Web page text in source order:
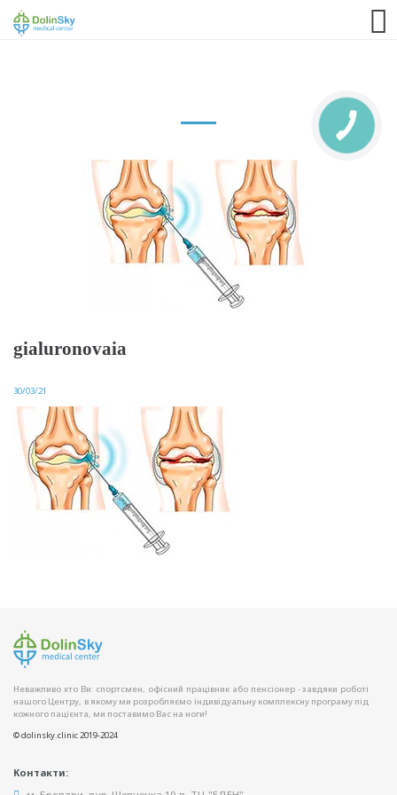
gialuronovaia
30/03/21
Неважливо хто Ви: спортсмен, офісний працівник або пенсіонер - завдяки роботі
нашого Центру, в якому ми розробляємо індивідуальну комплексну програму під
кожного пацієнта, ми поставимо Вас на ноги!
© dolinsky.clinic 2019-2024
Контакти: